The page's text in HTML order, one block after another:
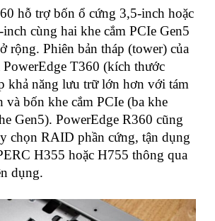
hỗ trợ bốn ổ cứng 3,5-inch hoặc
cùng hai khe cắm PCIe Gen5
rộng. Phiên bản tháp (tower) của
PowerEdge T360 (kích thước
khả năng lưu trữ lớn hơn với tám
và bốn khe cắm PCIe (ba khe
Gen5). PowerEdge R360 cũng
chọn RAID phần cứng, tận dụng
H355 hoặc H755 thông qua
dụng.